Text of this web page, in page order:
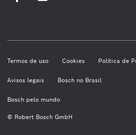
© Robert Bosch GmbH
Termos de uso Cookies Política de
Avisos legais Bosch no Brasil
Bosch pelo mundo